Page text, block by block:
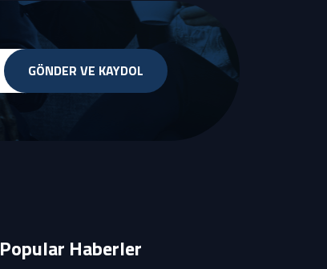
GÖNDER VE KAYDOL
Popular Haberler